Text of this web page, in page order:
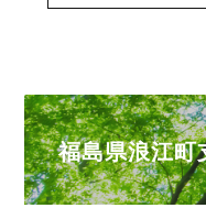
福島県浪江町